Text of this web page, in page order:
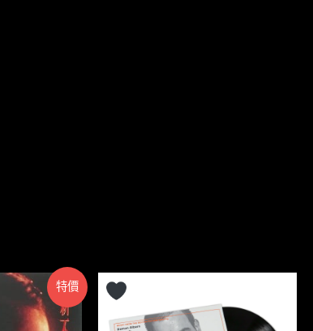
特價